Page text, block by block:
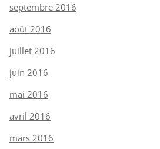
septembre 2016
août 2016
juillet 2016
juin 2016
mai 2016
avril 2016
mars 2016